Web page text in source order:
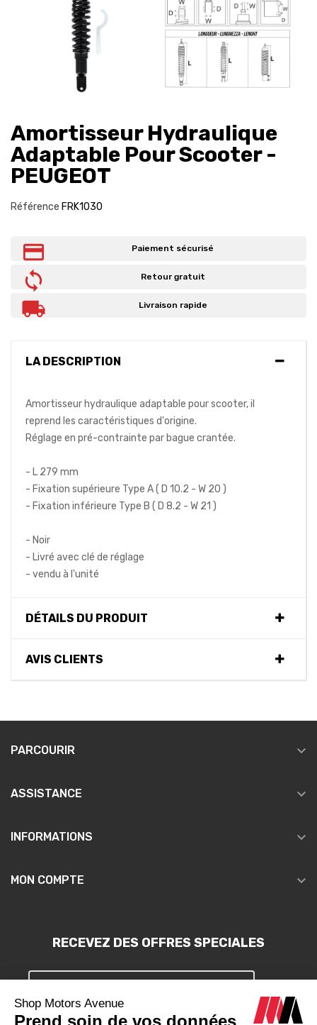
Amortisseur Hydraulique
Adaptable Pour Scooter -
PEUGEOT
Référence FRK1030
Paiement sécurisé
Retour gratuit
Livraison rapide
LA DESCRIPTION
Amortisseur hydraulique adaptable pour scooter, il
reprend les caractéristiques d'origine.
Réglage en pré-contrainte par bague crantée.
- L 279 mm
- Fixation supérieure Type A ( D 10.2 - W 20 )
- Fixation inférieure Type B ( D 8.2 - W 21 )
- Noir
- Livré avec clé de réglage
- vendu à l'unité
DÉTAILS DU PRODUIT
AVIS CLIENTS
PARCOURIR 
ASSISTANCE 
INFORMATIONS 
MON COMPTE 
RECEVEZ DES OFFRES SPECIALES